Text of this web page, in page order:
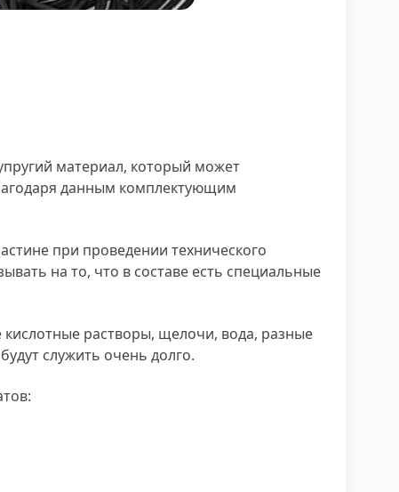
материал, который может
данным комплектующим
при проведении технического
на то, что в составе есть специальные
растворы, щелочи, вода, разные
служить очень долго.